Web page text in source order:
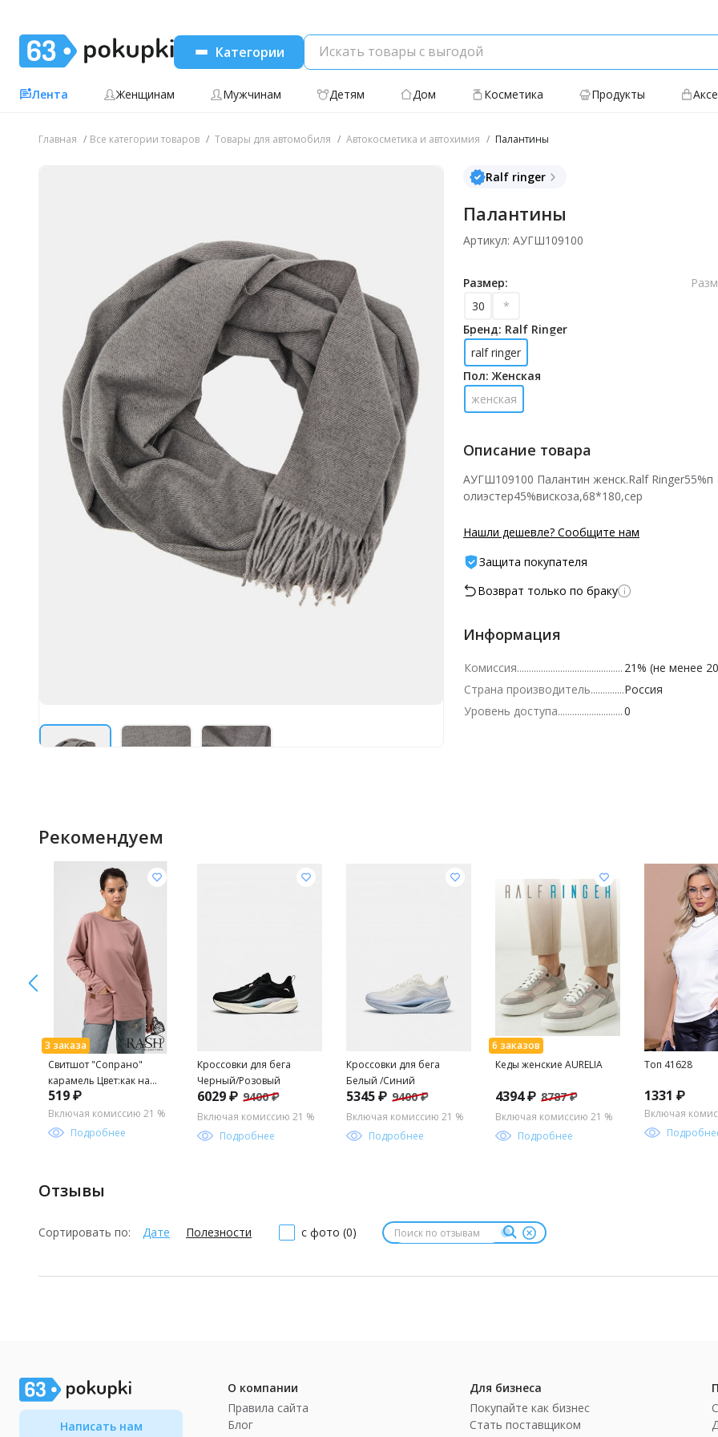
Категории
Лента Женщинам Мужчинам Детям Дом Косметика Продукты
Главная Все категории товаров Товары для автомобиля Автокосметика и автохимия Палантины
Ralf ringer
Палантины
Артикул: АУГШ109100
Размер:
30
*
Бренд: Ralf Ringer
ralf ringer
Пол: Женская
женская
Описание товара
АУГШ109100 Палантин женск.Ralf Ringer55%п
олиэстер45%вискоза,68*180,сер
Нашли дешевле? Сообщите нам
Защита покупателя
Возврат только по браку
Информация
Комиссия
21% (не менее
Страна производитель
Россия
Уровень доступа
0
Рекомендуем
Свитшот "Сопрано"
карамель Цвет:как на
фото
519 ₽
Включая комиссию 21 %
Подробнее
Кроссовки для бега
Черный/Розовый
6029 ₽ 9400 ₽
Включая комиссию 21 %
Подробнее
Кроссовки для бега
Белый /Синий
5345 ₽ 9400 ₽
Включая комиссию 21 %
Подробнее
Кеды женские AURELIA
4394 ₽ 8787 ₽
Включая комиссию 21 %
Подробнее
Топ 41628
1331 ₽
Включая
Отзывы
Сортировать по: Дате Полезности с фото (0)
Написать нам
О компании
Правила сайта
Блог
Для бизнеса
Покупайте как бизнес
Стать поставщиком